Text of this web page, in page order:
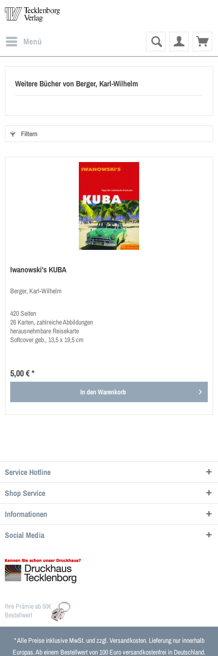
Menü
Weitere Bücher von Berger, Karl-Wilhelm
Filtern
Iwanowski's KUBA
Berger, Karl-Wilhelm
420 Seiten
26 Karten, zahlreiche Abbildungen
herausnehmbare Reisekarte
Softcover geb., 13,5 x 19,5 cm
5,00 € *
In denWarenkorb
Service Hotline
Shop Service
Informationen
Social Media
Ihre Prämie ab 50€
Bestellwert
* Alle Preise inklusive MwSt. und zzgl.Versandkosten. Lieferung nur innerhalb
Europas. Ab einem Bestellwert von 100 Euro versandkostenfrei in Deutschland.